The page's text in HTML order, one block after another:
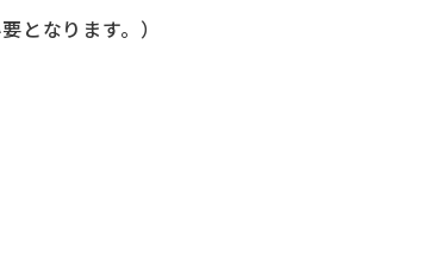
となります。）